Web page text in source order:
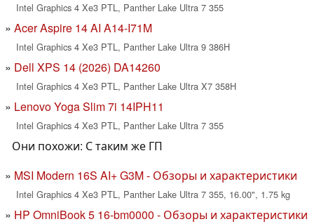
Intel Graphics 4 Xe3 PTL, Panther Lake Ultra 7 355
Acer Aspire 14 AI A14-I71M
Intel Graphics 4 Xe3 PTL, Panther Lake Ultra 9 386H
Dell XPS 14 (2026) DA14260
Intel Graphics 4 Xe3 PTL, Panther Lake Ultra X7 358H
Lenovo Yoga Slim 7i 14IPH11
Intel Graphics 4 Xe3 PTL, Panther Lake Ultra 7 355
Они похожи: С таким же ГП
MSI Modern 16S AI+ G3M - Обзоры и характеристики
Intel Graphics 4 Xe3 PTL, Panther Lake Ultra 7 355, 16.00", 1.75 kg
HP OmniBook 5 16-bm0000 - Обзоры и характеристики